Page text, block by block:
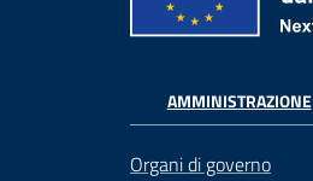
AMMINISTRAZIONE
Organi di governo